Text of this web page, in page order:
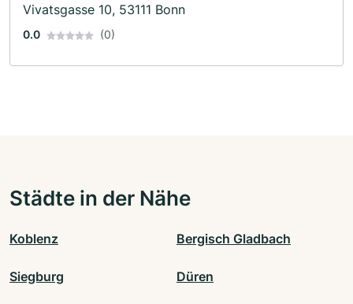
Vivatsgasse 10, 53111 Bonn
0.0 (0)
Städte in der Nähe
Koblenz Bergisch Gladbach
Siegburg Düren